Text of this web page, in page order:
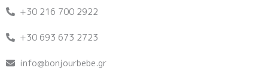
+30 216 700 2922
+30 693 673 2723
info@bonjourbebe.gr